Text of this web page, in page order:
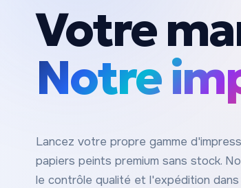
Votre
Notre
Lancez votre propre gamme
papiers peints premium sans stock.
le contrôle qualité et l'expédition